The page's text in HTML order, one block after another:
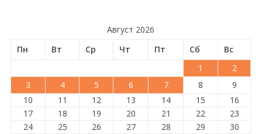
Август 2026
Пн
Вт Ср Чт Пт Сб
Вс
1
2
3
4 5 6 7 8
9
10
11 12 13 14 15
16
17
18 19 20 21 22
23
24
25 26 27 28 29
30